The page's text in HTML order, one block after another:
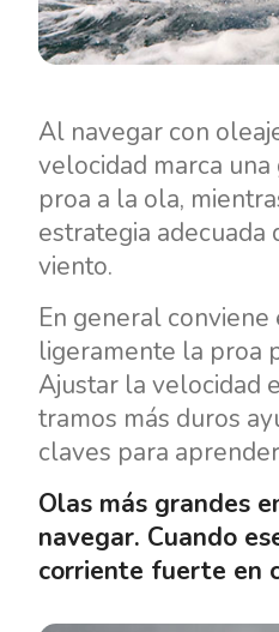
Al navegar con
velocidad marca
proa a la ola,
estrategia
viento.
En general
ligeramente la proa
Ajustar la velocidad
tramos más duros
claves para
Olas más grandes
navegar. Cuando
corriente fuerte en